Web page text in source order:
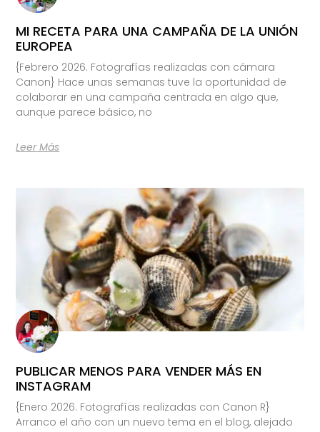
MI RECETA PARA UNA CAMPAÑA DE LA UNIÓN
EUROPEA
{Febrero 2026. Fotografías realizadas con cámara
Canon} Hace unas semanas tuve la oportunidad de
colaborar en una campaña centrada en algo que,
aunque parece básico, no
Leer Más
PUBLICAR MENOS PARA VENDER MÁS EN
INSTAGRAM
{Enero 2026. Fotografías realizadas con Canon R}
Arranco el año con un nuevo tema en el blog, alejado